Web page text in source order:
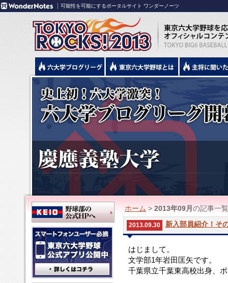
可能性を可能にするポータルサイト ワンダーノーツ
ホーム > 2013年09月 の記事一覧
2013.09.30 新入部員紹介！そ
はじまして。
文学部1年岩田匡矢です。
千葉県立千葉東高校出身、